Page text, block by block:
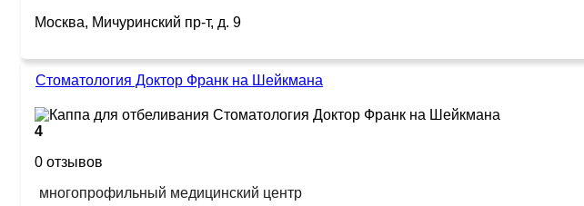
Москва, Мичуринский пр-т, д. 9
Cтоматология Доктор Франк на Шейкмана
4
0 отзывов
многопрофильный медицинский центр